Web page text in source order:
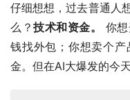
仔细想想，过去普通人
么？技术和资金。
你
钱找外包；你想卖个
金。但在AI大爆发的今